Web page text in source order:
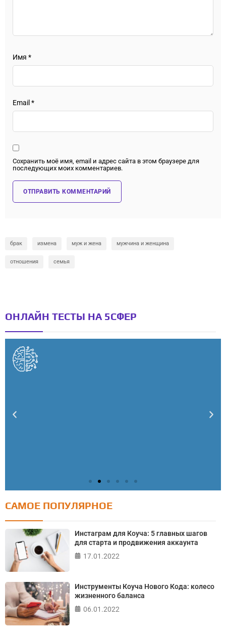
Имя *
Email *
Сохранить моё имя, email и адрес сайта в этом браузере для
последующих моих комментариев.
брак измена муж и жена мужчина и женщина
отношения семья
ОНЛАЙН ТЕСТЫ НА 5СФЕР
Тест: Как я контролирую свою жизнь?
Онлайн тест на основе шкалы локуса контроля
Джулиана Роттера
САМОЕ ПОПУЛЯРНОЕ
Инстаграм для Коуча: 5 главных шагов
для старта и продвижения аккаунта
17.01.2022
Инструменты Коуча Нового Кода: колесо
жизненного баланса
06.01.2022